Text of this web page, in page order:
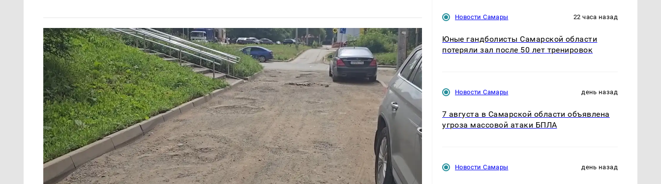
Новости Самары 22 часа назад
Юные гандболисты Самарской области
потеряли зал после 50 лет тренировок
Новости Самары день назад
7 августа в Самарской области объявлена
угроза массовой атаки БПЛА
Новости Самары день назад